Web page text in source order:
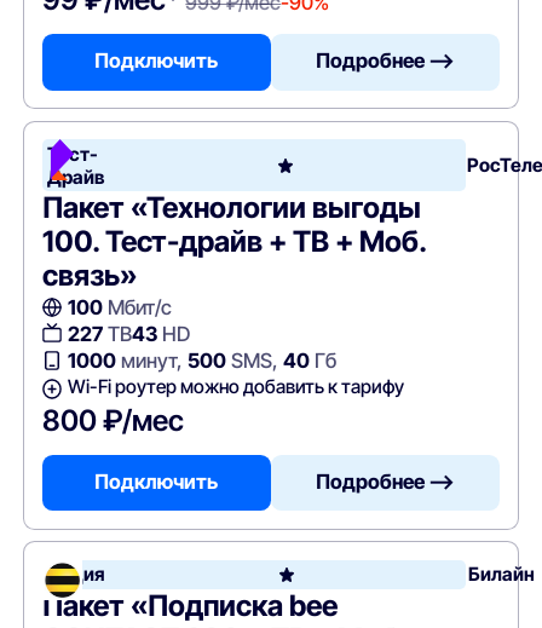
Подключить Подробнее —>
Тест-
Драйв
Пакет «Технологии выгоды
100. Тест-драйв + ТВ + Моб.
связь»
100Мбит/с
227ТВ43HD
1000минут, 500SMS, 40Гб
Wi-Fi роутер можно добавить к тарифу
800 ₽/мес
Подключить Подробнее —>
Акция Билайн
Пакет «Подписка bee